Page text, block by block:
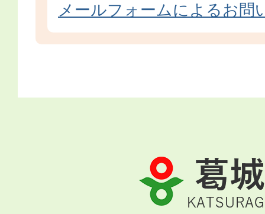
メールフォームによるお問
葛
城
市